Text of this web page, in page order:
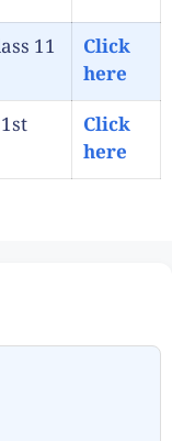
11
Click
here
1st
Click
here